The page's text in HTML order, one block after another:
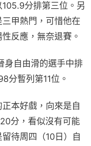
分排第三位。另
甲熱門，可惜他在
反應，無奈退賽。
身自由滑的選手中排
分暫列第11位。
本好戲，向來是自
分，看似沒有可能
待周四（10日）自